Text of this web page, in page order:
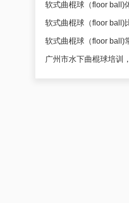
软式曲棍球（floor ball)
软式曲棍球（floor ball)
软式曲棍球（floor ball)
广州市水下曲棍球培训